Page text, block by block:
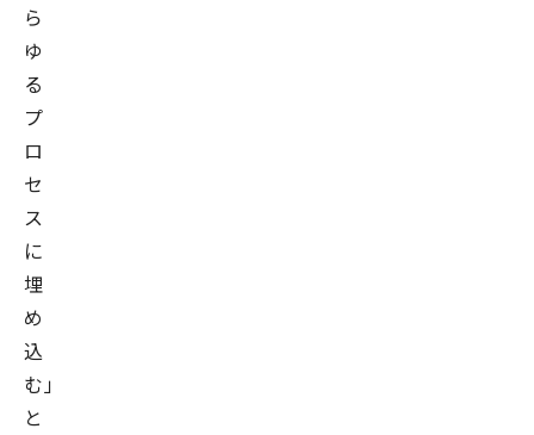
ら
ゆ
る
プ
ロ
セ
ス
に
埋
め
込
む」
と